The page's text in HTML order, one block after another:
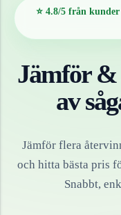
⭐ 4.8/5 från
Jämför &
av
Jämför flera
och hitta bästa pris
Snabbt,